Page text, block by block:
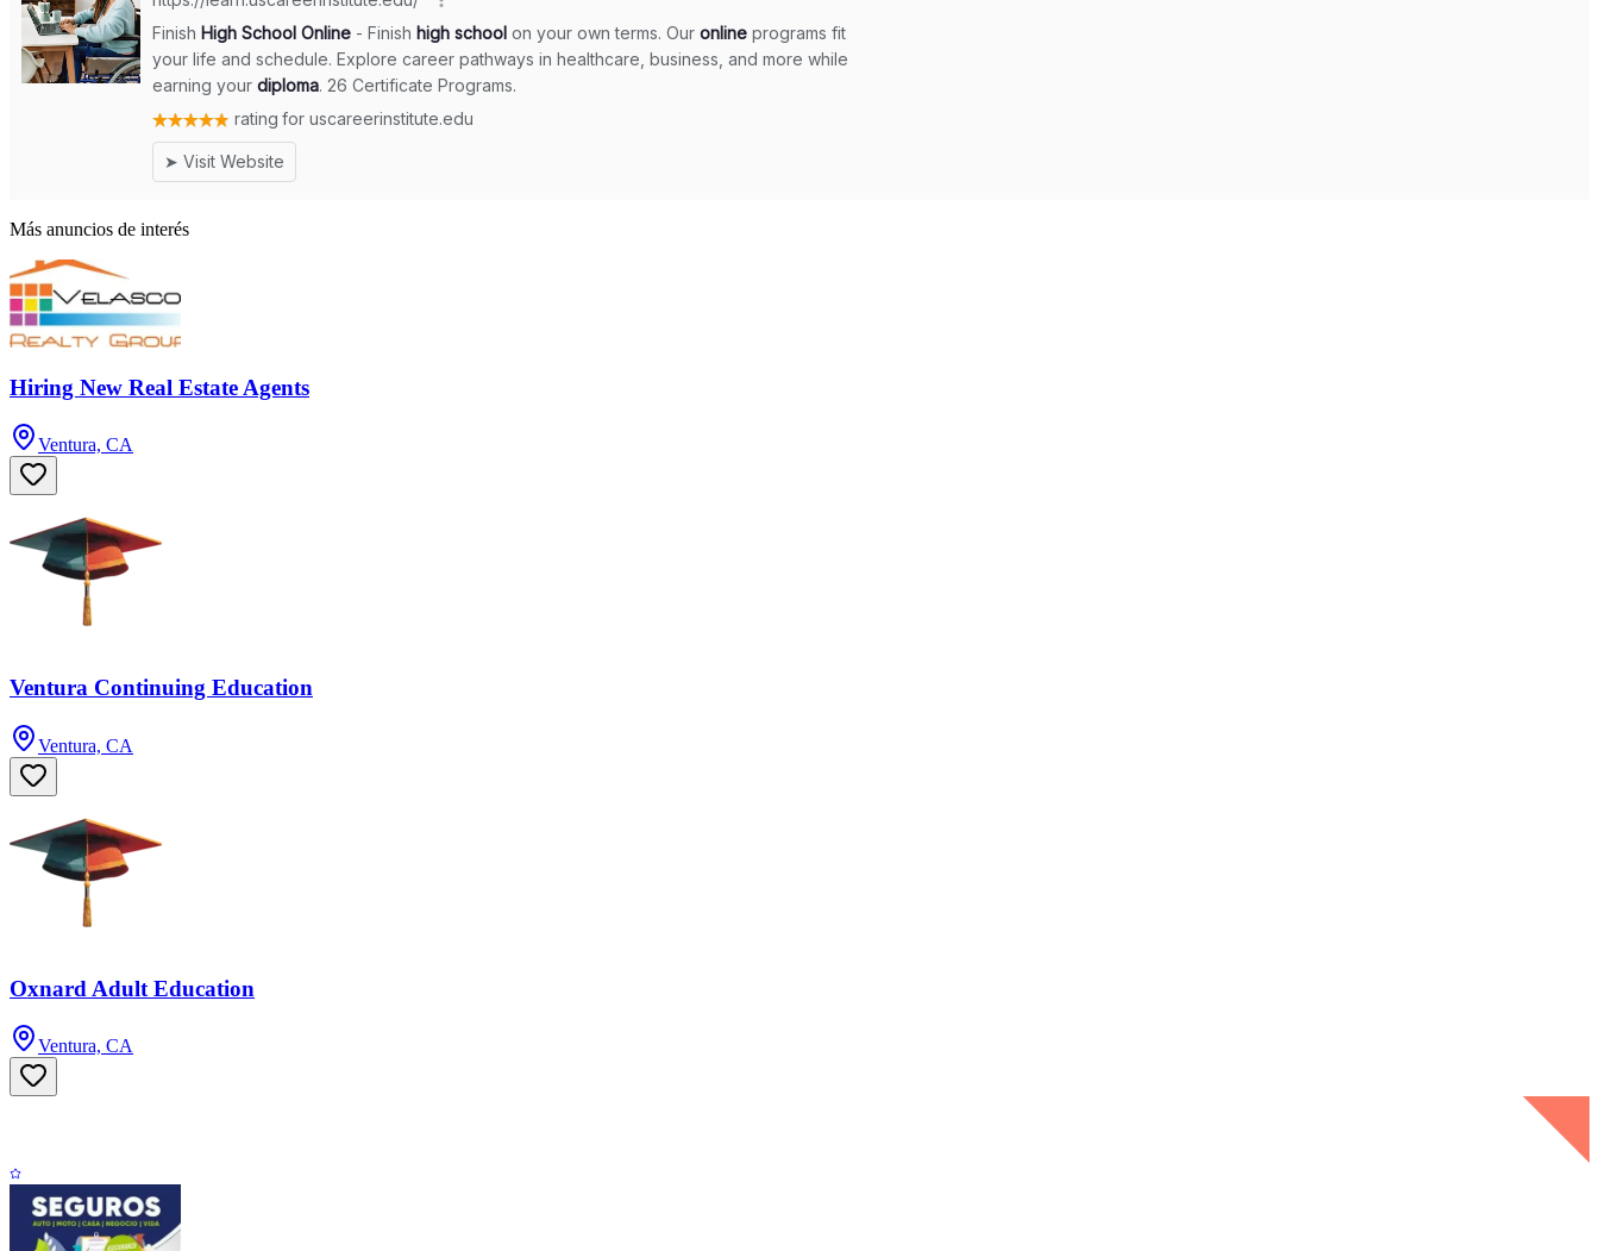
Más anuncios de interés
Hiring New Real Estate Agents
Ventura, CA
Ventura Continuing Education
Ventura, CA
Oxnard Adult Education
Ventura, CA